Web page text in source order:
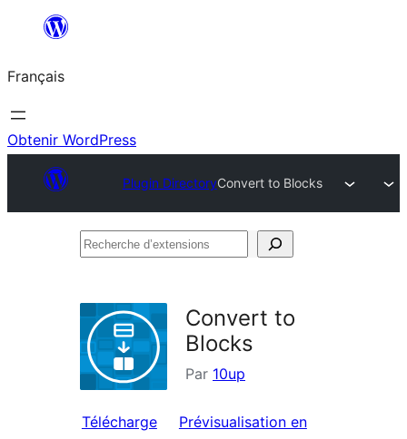
contenu
Français
Obtenir WordPress
Plugin DirectoryConvert to Blocks
Recherche
Convert to
Blocks
Par 10up
Télécharge
Prévisualisation en